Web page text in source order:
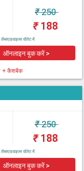
₹250
₹188
वॉलेट में
ऑनलाइन बुक करें >
+ कैशबैक
₹250
₹188
वॉलेट में
ऑनलाइन बुक करें >